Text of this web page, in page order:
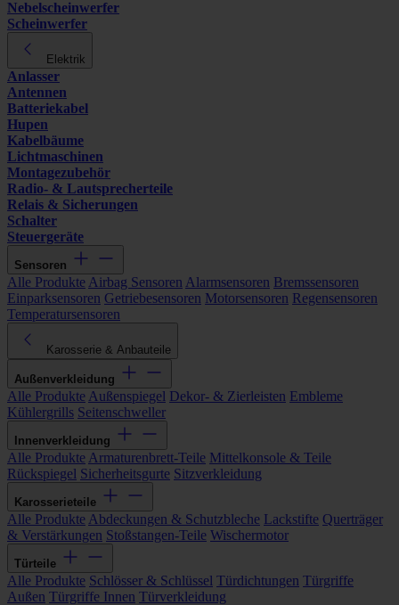
Nebelscheinwerfer
Scheinwerfer
Elektrik
Anlasser
Antennen
Batteriekabel
Hupen
Kabelbäume
Lichtmaschinen
Montagezubehör
Radio- & Lautsprecherteile
Relais & Sicherungen
Schalter
Steuergeräte
Sensoren
Alle Produkte Airbag Sensoren Alarmsensoren Bremssensoren
Einparksensoren Getriebesensoren Motorsensoren Regensensoren
Temperatursensoren
Karosserie & Anbauteile
Außenverkleidung
Alle Produkte Außenspiegel Dekor- & Zierleisten Embleme
Kühlergrills Seitenschweller
Innenverkleidung
Alle Produkte Armaturenbrett-Teile Mittelkonsole & Teile
Rückspiegel Sicherheitsgurte Sitzverkleidung
Karosserieteile
Alle Produkte Abdeckungen & Schutzbleche Lackstifte Querträger
& Verstärkungen Stoßstangen-Teile Wischermotor
Türteile
Alle Produkte Schlösser & Schlüssel Türdichtungen Türgriffe
Außen Türgriffe Innen Türverkleidung